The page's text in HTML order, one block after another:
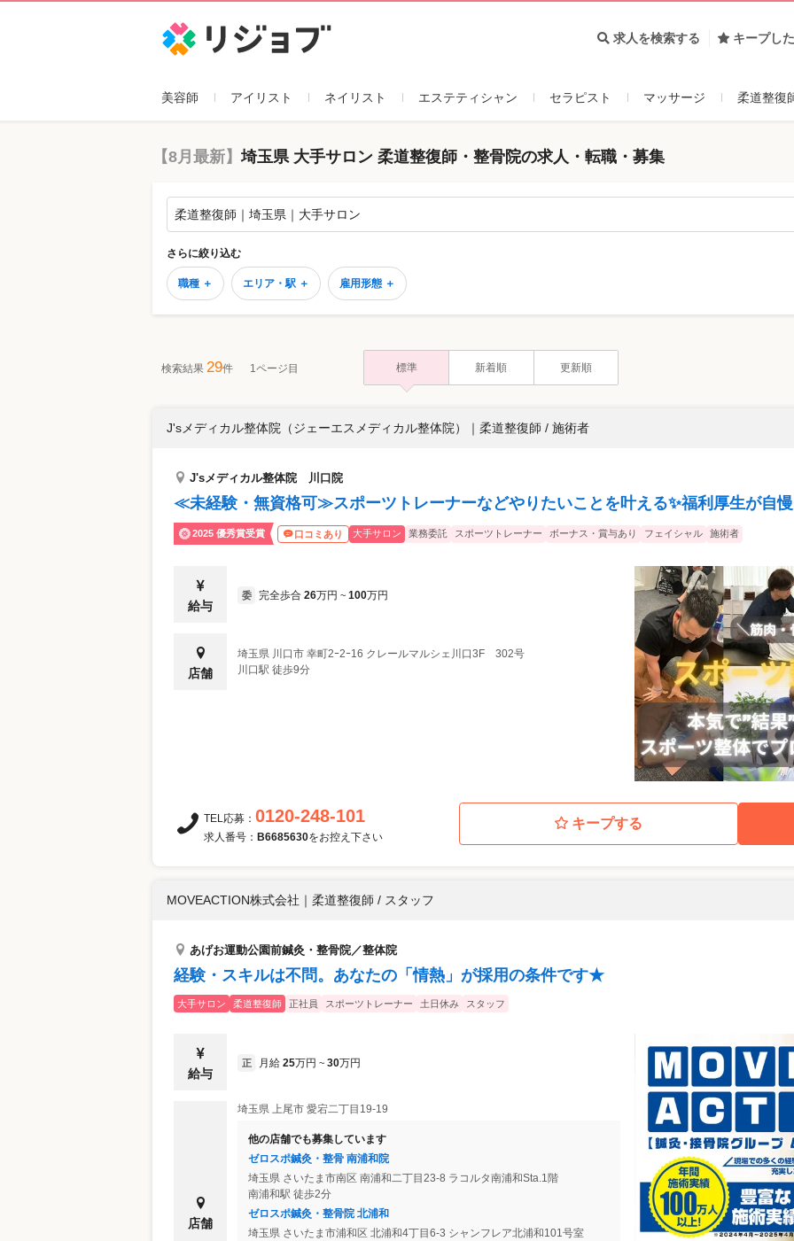
求人を検索する キープし
美容師 アイリスト ネイリスト エステティシャン セラピスト マッサージ 柔道整復
【8月最新】埼玉県 大手サロン 柔道整復師・整骨院の求人・転職・募集
柔道整復師｜埼玉県｜大手サロン
さらに絞り込む
職種 ＋ エリア・駅 ＋ 雇用形態 ＋
検索結果 29件 1ページ目 標準 新着順 更新順
J'sメディカル整体院（ジェーエスメディカル整体院） ｜ 柔道整復師 / 施術者
J'sメディカル整体院 川口院
≪未経験・無資格可≫スポーツトレーナーなどやりたいことを叶える✨福利厚生が自
2025 優秀賞受賞 口コミあり 大手サロン 業務委託 スポーツトレーナー ボーナス・賞与あり フェイシャル 施術者
給与
委 完全歩合 26万円 ~ 100万円
店舗
埼玉県 川口市 幸町2ｰ2ｰ16 クレールマルシェ川口3F 302号
川口駅 徒歩9分
キープする
TEL応募： 0120-248-101
求人番号： B6685630をお控え下さい
MOVEACTION株式会社 ｜ 柔道整復師 / スタッフ
あげお運動公園前鍼灸・整骨院／整体院
経験・スキルは不問。あなたの「情熱」が採用の条件です★
大手サロン 柔道整復師 正社員 スポーツトレーナー 土日休み スタッフ
給与
正 月給 25万円 ~ 30万円
店舗
埼玉県 上尾市 愛宕二丁目19-19
他の店舗でも募集しています
ゼロスポ鍼灸・整骨 南浦和院
埼玉県 さいたま市南区 南浦和二丁目23-8 ラコルタ南浦和Sta.1階
南浦和駅 徒歩2分
ゼロスポ鍼灸・整骨院 北浦和
埼玉県 さいたま市浦和区 北浦和4丁目6-3 シャンフレア北浦和101号室